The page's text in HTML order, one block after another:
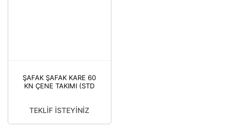
ŞAFAK ŞAFAK KARE 60
KN ÇENE TAKIMI (STD
TEKLİF İSTEYİNİZ